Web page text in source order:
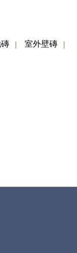
室外壁磚